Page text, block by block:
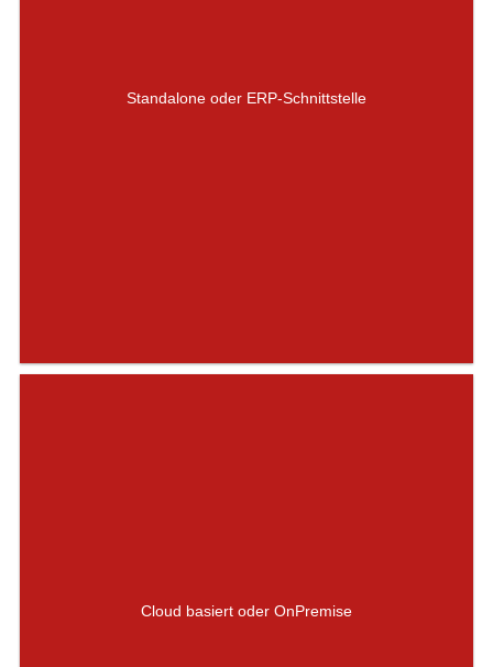
Standalone oder ERP-Schnittstelle
Cloud basiert oder OnPremise